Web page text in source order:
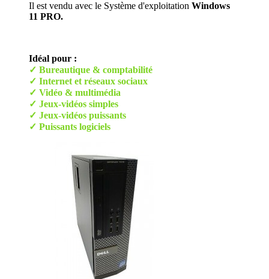
Il est vendu avec le Système d'exploitation Windows
11 PRO.
Idéal pour :
✓ Bureautique & comptabilité
✓ Internet et réseaux sociaux
✓ Vidéo & multimédia
✓ Jeux-vidéos simples
✓ Jeux-vidéos puissants
✓ Puissants logiciels